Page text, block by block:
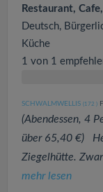
Restaurant,
Deutsch,
Küche
1 von 1
SCHWALMWELLIS (172 )
(Abendessen, 4
über 65,40 €)
Ziegelhütte.
mehr lesen